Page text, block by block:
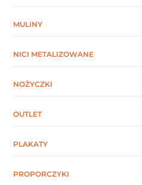
MULINY
NICI METALIZOWANE
NOŻYCZKI
OUTLET
PLAKATY
PROPORCZYKI